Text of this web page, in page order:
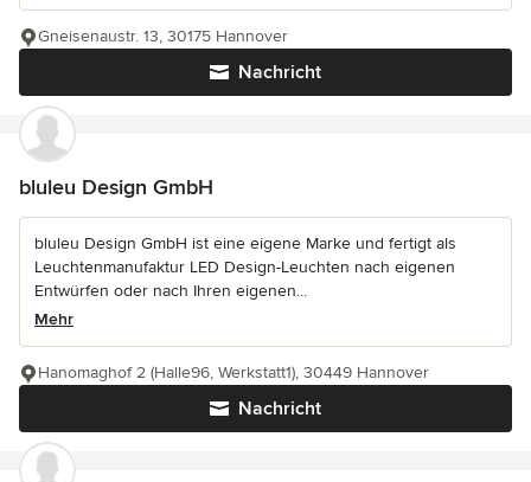
Nachricht
Gneisenaustr. 13, 30175 Hannover
bluleu Design GmbH
bluleu Design GmbH ist eine eigene Marke und fertigt als
Leuchtenmanufaktur LED Design-Leuchten nach eigenen
Entwürfen oder nach Ihren eigenen...
Mehr
Nachricht
Hanomaghof 2 (Halle96, Werkstatt1), 30449 Hannover